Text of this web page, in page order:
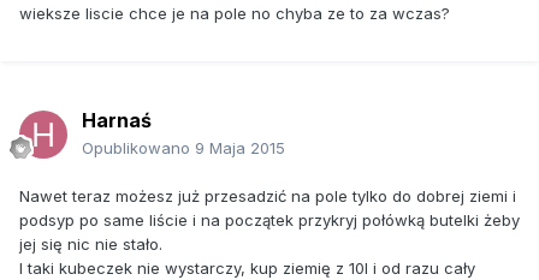
wieksze liscie chce je na pole no chyba ze to za wczas?
Harnaś
Opublikowano 9 Maja 2015
Nawet teraz możesz już przesadzić na pole tylko do dobrej ziemi i
podsyp po same liście i na początek przykryj połówką butelki żeby
jej się nic nie stało.
I taki kubeczek nie wystarczy, kup ziemię z 10l i od razu cały